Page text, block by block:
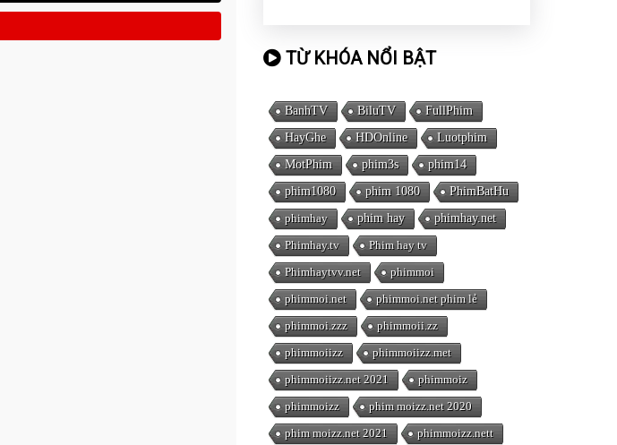
TỪ KHÓA NỔI BẬT
BanhTV BiluTV
FullPhim
HayGhe
HDOnline
Luotphim
MotPhim
phim3s
phim14
phim1080
phim 1080
PhimBatHu
phimhay
phim hay
phimhay.net
Phimhay.tv
Phim hay tv
Phimhaytvv.net
phimmoi
phimmoi.net
phimmoi.net phim lẻ
phimmoi.zzz
phimmoii.zz
phimmoiizz
phimmoiizz.met
phimmoiizz.net 2021
phimmoiz
phimmoizz
phim moizz.net 2020
phim moizz.net 2021
phimmoizz.nett